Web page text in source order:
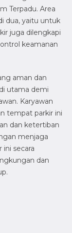
Terpadu. Area
dua, yaitu untuk
juga dilengkapi
keamanan
aman dan
utama demi
Karyawan
tempat parkir ini
dan ketertiban
menjaga
secara
dan